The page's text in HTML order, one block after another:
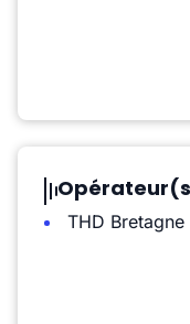
THD Bretagne